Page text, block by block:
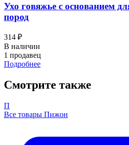
Ухо говяжье с основанием
пород
314 ₽
В наличии
1 продавец
Подробнее
Смотрите также
П
Все товары Пижон